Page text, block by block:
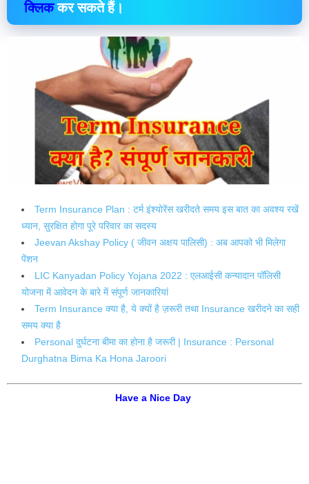
क्लिककर सकते हैं।
Term Insurance Plan : टर्म इंश्योरेंस खरीदते समय इस बात का अवश्य रखें
ध्यान, सुरक्षित होगा पूरे परिवार का सदस्य
Jeevan Akshay Policy ( जीवन अक्षय पालिसी) : अब आपको भी मिलेगा
पेंशन
LIC Kanyadan Policy Yojana 2022 : एलआईसी कन्यादान पॉलिसी
योजना में आवेदन के बारे में संपूर्ण जानकारियां
Term Insurance क्या है, ये क्यों है ज़रूरी तथा Insurance खरीदने का सही
समय क्या है
Personal दुर्घटना बीमा का होना है जरूरी | Insurance : Personal
Durghatna Bima Ka Hona Jaroori
Have a Nice Day